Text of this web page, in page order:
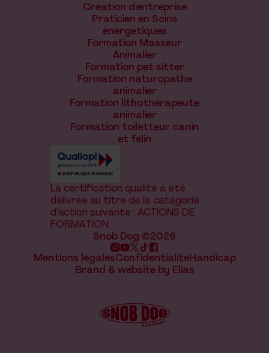
Création d'entreprise
Praticien en Soins
énergétiques
Formation Masseur
Animalier
Formation pet sitter
Formation naturopathe
animalier
Formation lithothérapeute
animalier
Formation toiletteur canin
et félin
La certification qualité a été
délivrée au titre de la catégorie
d’action suivante : ACTIONS DE
FORMATION
Snob Dog ©2026
Mentions légalesConfidentialitéHandicap
Brand & website by Elias